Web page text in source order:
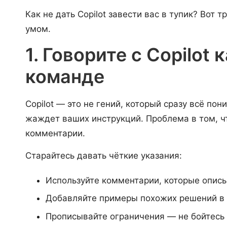
Как не дать Copilot завести вас в тупик? Вот
умом.
1. Говорите с Copilot
команде
Copilot — это не гений, который сразу всё
жаждет ваших инструкций. Проблема в том,
комментарии.
Старайтесь давать чёткие указания:
Используйте комментарии, которые
Добавляйте примеры похожих решений в
Прописывайте ограничения — не бойтесь